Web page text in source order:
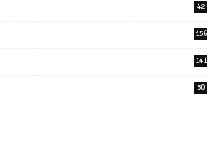
42
156
141
30